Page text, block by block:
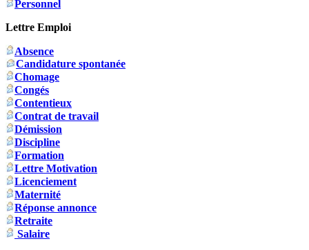
Personnel
Lettre Emploi
Absence
Candidature spontanée
Chomage
Congés
Contentieux
Contrat de travail
Démission
Discipline
Formation
Lettre Motivation
Licenciement
Maternité
Réponse annonce
Retraite
Salaire